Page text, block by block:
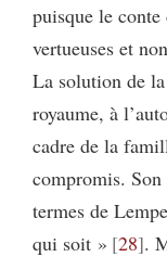
puisque le conte
vertueuses et
La solution de
royaume, à
cadre de la
compromis.
termes de
qui soit » 28 .